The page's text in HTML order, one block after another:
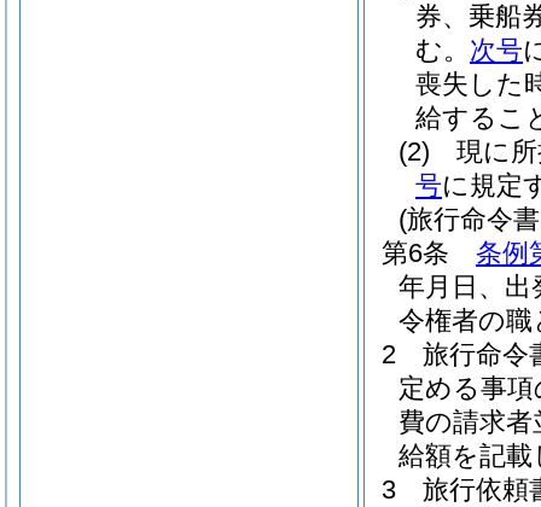
券、乗船
む。 次号
喪失した
給するこ
(2)
現に
号に規定
(旅行命令
第6条
条例
年月日、出
令権者の
2
旅行命令
定める事
費の請求
給額を記
3
旅行依頼